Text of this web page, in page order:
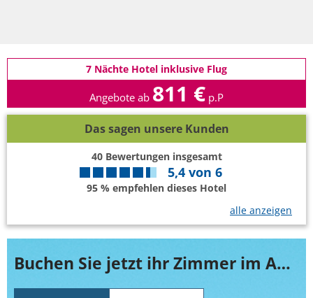
7 Nächte Hotel inklusive Flug
Angebote ab 811 € p.P
Das sagen unsere Kunden
40Bewertungen insgesamt
5,4 von 6
95 % empfehlen dieses Hotel
alle anzeigen
Buchen Sie jetzt ihr Zimmer im Aparthotel Playitas